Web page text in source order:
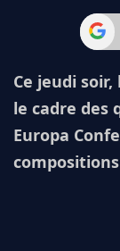
Ce jeudi soir,
le cadre des
Europa